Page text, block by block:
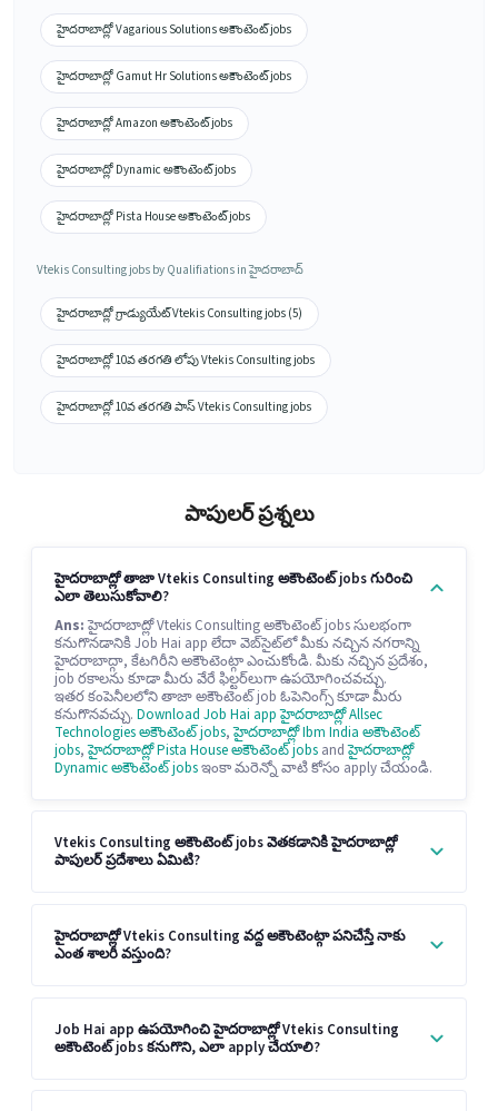
హైదరాబాద్లో Vagarious Solutions అకౌంటెంట్ jobs
హైదరాబాద్లో Gamut Hr Solutions అకౌంటెంట్ jobs
హైదరాబాద్లో Amazon అకౌంటెంట్ jobs
హైదరాబాద్లో Dynamic అకౌంటెంట్ jobs
హైదరాబాద్లో Pista House అకౌంటెంట్ jobs
Vtekis Consulting jobs by Qualifiations in హైదరాబాద్
హైదరాబాద్లో గ్రాడ్యుయేట్ Vtekis Consulting jobs (5)
హైదరాబాద్లో 10వ తరగతి లోపు Vtekis Consulting jobs
హైదరాబాద్లో 10వ తరగతి పాస్ Vtekis Consulting jobs
పాపులర్ ప్రశ్నలు
హైదరాబాద్లో తాజా Vtekis Consulting అకౌంటెంట్ jobs గురించి
ఎలా తెలుసుకోవాలి?
Ans:హైదరాబాద్లో Vtekis Consulting అకౌంటెంట్ jobs సులభంగా
కనుగొనడానికి Job Hai app లేదా వెబ్‌సైట్‌లో మీకు నచ్చిన నగరాన్ని
హైదరాబాద్గా, కేటగిరీని అకౌంటెంట్గా ఎంచుకోండి. మీకు నచ్చిన ప్రదేశం,
job రకాలను కూడా మీరు వేరే ఫిల్టర్‌లుగా ఉపయోగించవచ్చు.
ఇతర కంపెనీలలోని తాజా అకౌంటెంట్ job ఓపెనింగ్స్ కూడా మీరు
కనుగొనవచ్చు. Download Job Hai appహైదరాబాద్లో Allsec
Technologies అకౌంటెంట్ jobs,హైదరాబాద్లో Ibm India అకౌంటెంట్
jobs,హైదరాబాద్లో Pista House అకౌంటెంట్ jobs andహైదరాబాద్లో
Dynamic అకౌంటెంట్ jobsఇంకా మరెన్నో వాటి కోసం apply చేయండి.
Vtekis Consulting అకౌంటెంట్ jobs వెతకడానికి హైదరాబాద్లో
పాపులర్ ప్రదేశాలు ఏమిటి?
హైదరాబాద్లో Vtekis Consulting వద్ద అకౌంటెంట్గా పనిచేస్తే నాకు
ఎంత శాలరీ వస్తుంది?
Job Hai app ఉపయోగించి హైదరాబాద్లో Vtekis Consulting
అకౌంటెంట్ jobs కనుగొని, ఎలా apply చేయాలి?